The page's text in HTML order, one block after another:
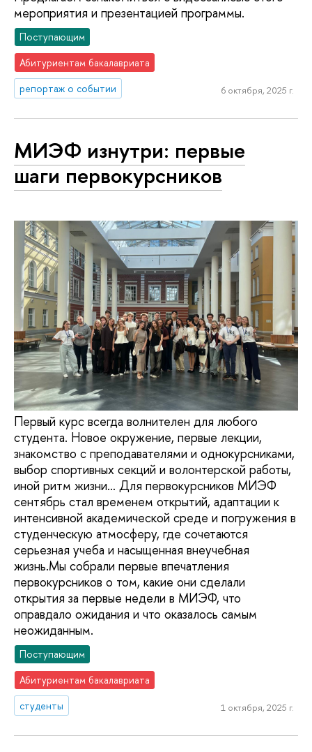
мероприятия и презентацией программы.
Поступающим
Абитуриентам бакалавриата
репортаж о событии
6 октября, 2025 г.
МИЭФ изнутри: первые
шаги первокурсников
Первый курс всегда волнителен для любого
студента. Новое окружение, первые лекции,
знакомство с преподавателями и однокурсниками,
выбор спортивных секций и волонтерской работы,
иной ритм жизни… Для первокурсников МИЭФ
сентябрь стал временем открытий, адаптации к
интенсивной академической среде и погружения в
студенческую атмосферу, где сочетаются
серьезная учеба и насыщенная внеучебная
жизнь.Мы собрали первые впечатления
первокурсников о том, какие они сделали
открытия за первые недели в МИЭФ, что
оправдало ожидания и что оказалось самым
неожиданным.
Поступающим
Абитуриентам бакалавриата
студенты
1 октября, 2025 г.